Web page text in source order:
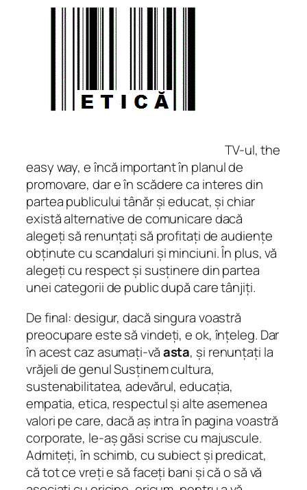
TV-ul,the
easy way, e încă important în planul de
promovare, dar e în scădere ca interes din
partea publicului tânăr și educat, și chiar
există alternative de comunicare dacă
alegeți să renunțați să profitați de audiențe
obținute cu scandaluri și minciuni. În plus, vă
alegeți cu respect și susținere din partea
unei categorii de public după care tânjiți.
De final: desigur, dacă singura voastră
preocupare este să vindeți, e ok, înțeleg. Dar
în acest caz asumați-văasta, și renunțați la
vrăjeli de genul Susținem cultura,
sustenabilitatea, adevărul, educația,
empatia, etica, respectul și alte asemenea
valori pe care, dacă aș intra în pagina voastră
corporate, le-aș găsi scrise cu majuscule.
Admiteți, în schimb, cu subiect și predicat,
că tot ce vreți e să faceți bani și că o să vă